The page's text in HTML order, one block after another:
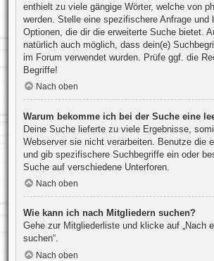
enthielt zu viele gängige Wörter, welche von
werden. Stelle eine spezifischere Anfrage und
Optionen, die dir die erweiterte Suche bietet.
natürlich auch möglich, dass dein(e)
im Forum verwendet wurden. Prüfe ggf. die
Begriffe!
Nach oben
Warum bekomme ich bei der Suche eine
Deine Suche lieferte zu viele Ergebnisse,
Webserver sie nicht verarbeiten. Benutze die
und gib spezifischere Suchbegriffe ein oder
Suche auf verschiedene Unterforen.
Nach oben
Wie kann ich nach Mitgliedern suchen?
Gehe zur Mitgliederliste und klicke auf „Nach
suchen“.
Nach oben